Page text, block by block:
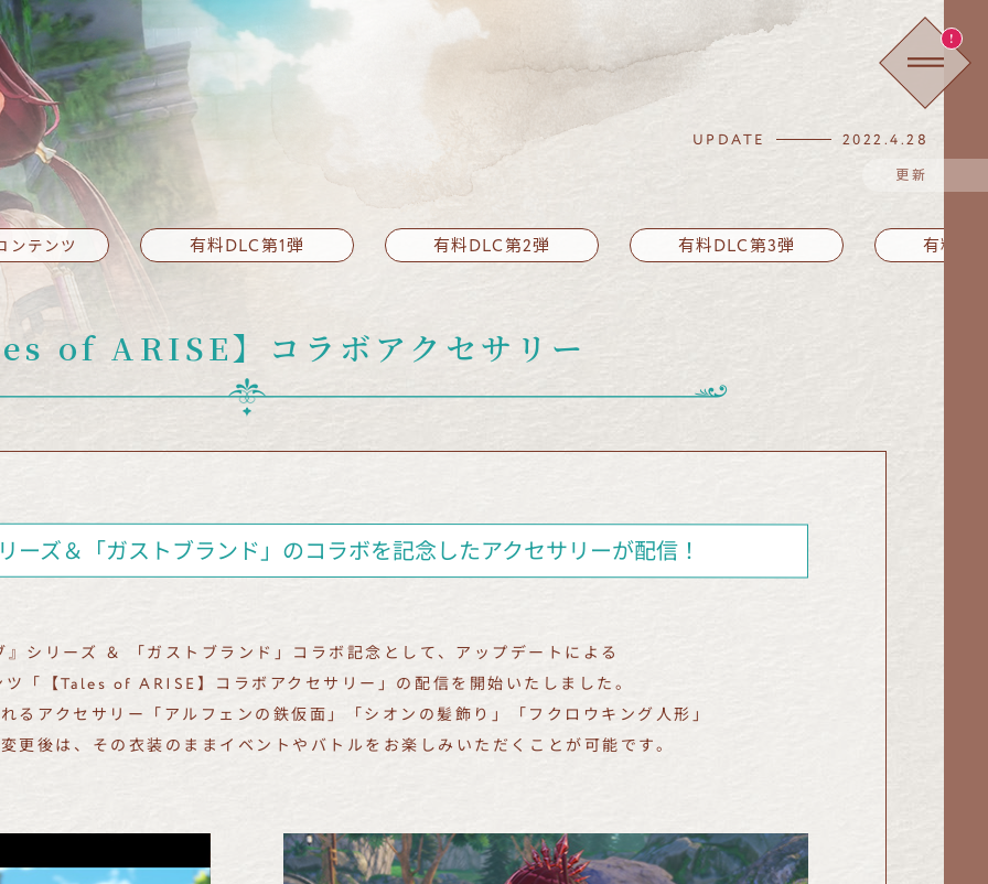
!
UPDATE 2022.4.28
更新
ンテンツ 有料DLC第1弾 有料DLC第2弾 有料DLC第3弾 有料
of ARISE】 コラボアクセサリー
ーズ＆「ガストブランド」のコラボを記念したアクセサリーが配信！
シリーズ ＆ 「ガストブランド」コラボ記念として、アップデートによる
「【Tales of ARISE】コラボアクセサリー」の配信を開始いたしました。
るアクセサリー「アルフェンの鉄仮面」「シオンの髪飾り」「フクロウキング人形」
更後は、その衣装のままイベントやバトルをお楽しみいただくことが可能です。